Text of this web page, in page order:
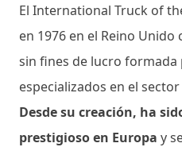
El International Truck of
en 1976 en el Reino
sin fines de lucro
especializados en el
Desde su creación, ha
prestigioso en Europa y